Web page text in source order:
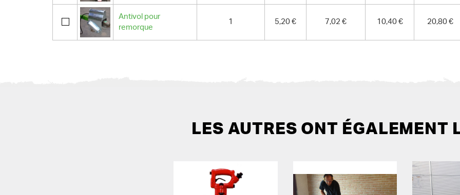
Antivol pour
remorque
1 5,20 € 7,02 € 10,40 € 20,80 €
LES AUTRES ONT ÉGALEMENT